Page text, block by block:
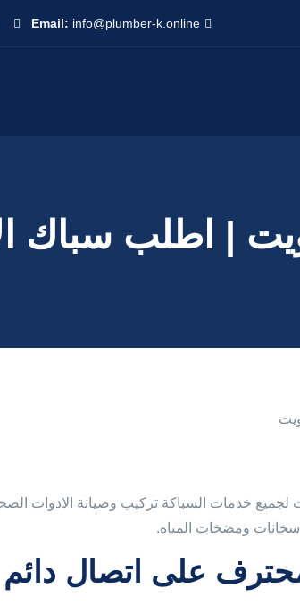
Email: info@plumber-k.online
سباك الآن
لجميع خدمات السباكة تركيب وصيانة الادوات
ومضخات المياه.
على اتصال دائم